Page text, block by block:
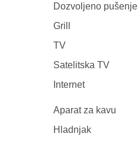
Dozvoljeno pušenje
Grill
TV
Satelitska TV
Internet
Aparat za kavu
Hladnjak